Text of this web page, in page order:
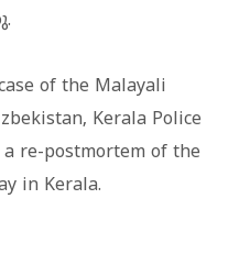
of the Malayali
Kerala Police
a re-postmortem of the
in Kerala.